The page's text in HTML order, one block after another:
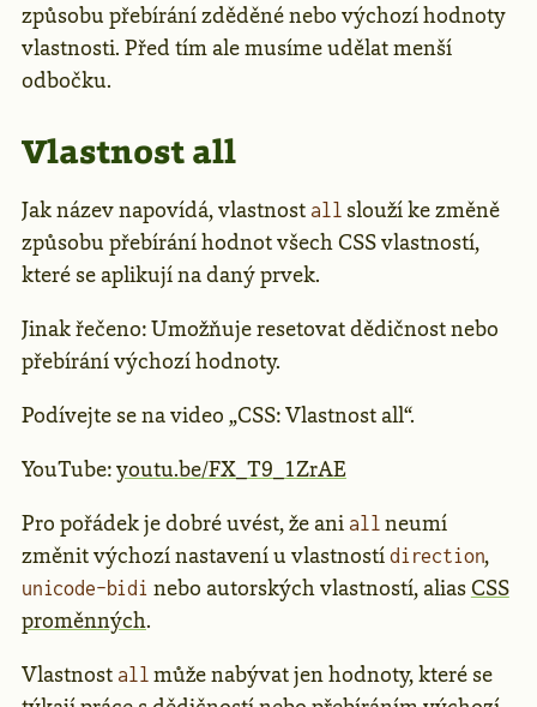
způsobu přebírání zděděné nebo výchozí hodnoty
vlastnosti. Před tím ale musíme udělat menší
odbočku.
Vlastnost all
Jak název napovídá, vlastnost all slouží ke změně
způsobu přebírání hodnot všech CSS vlastností,
které se aplikují na daný prvek.
Jinak řečeno: Umožňuje resetovat dědičnost nebo
přebírání výchozí hodnoty.
Podívejte se na video „CSS: Vlastnost all“.
YouTube:youtu.be/FX_T9_1ZrAE
Pro pořádek je dobré uvést, že ani all neumí
změnit výchozí nastavení u vlastností direction,
unicode-bidi nebo autorských vlastností, aliasCSS
proměnných.
Vlastnost all může nabývat jen hodnoty, které se